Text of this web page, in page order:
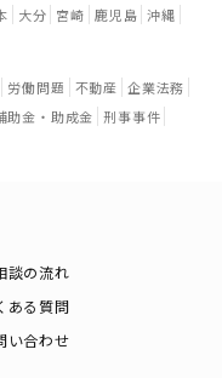
大分 宮崎 鹿児島 沖縄
労働問題 不動産 企業法務
助金・助成金 刑事事件
談の流れ
ある質問
い合わせ